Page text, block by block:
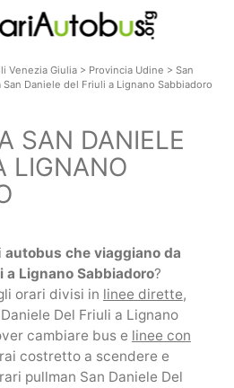
Venezia Giulia > Provincia Udine >San
Daniele del Friuli a Lignano Sabbiadoro
SAN DANIELE
LIGNANO
autobus che viaggiano da
a Lignano Sabbiadoro?
orari divisi in linee dirette,
Del Friuli a Lignano
cambiare bus e linee con
costretto a scendere e
pullman San Daniele Del